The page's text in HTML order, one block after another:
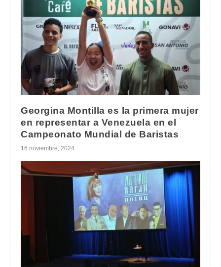
Georgina Montilla es la primera mujer
en representar a Venezuela en el
Campeonato Mundial de Baristas
16 noviembre, 2024